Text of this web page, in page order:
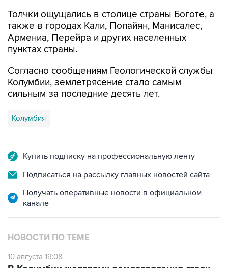
Толчки ощущались в столице страны Боготе, а
также в городах Кали, Попайян, Манисалес,
Армениа, Перейра и других населенных
пунктах страны.
Согласно сообщениям Геологической службы
Колумбии, землетрясение стало самым
сильным за последние десять лет.
Колумбия
Купить подписку на профессиональную ленту
Подписаться на рассылку главных новостей сайта
Получать оперативные новости в официальном
канале
НОВОСТИ ПО ТЕМЕ
10 августа 19:08